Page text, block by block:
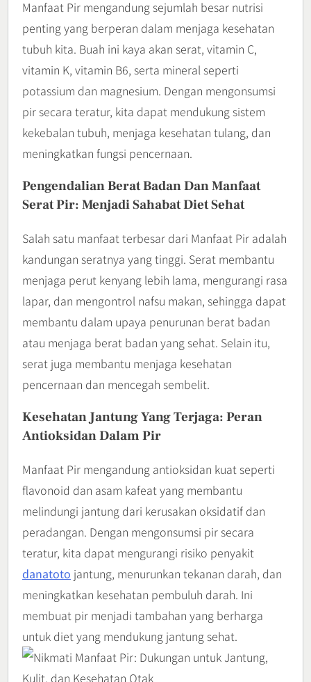
Manfaat Pir mengandung sejumlah besar nutrisi
penting yang berperan dalam menjaga kesehatan
tubuh kita. Buah ini kaya akan serat, vitamin C,
vitamin K, vitamin B6, serta mineral seperti
potassium dan magnesium. Dengan mengonsumsi
pir secara teratur, kita dapat mendukung sistem
kekebalan tubuh, menjaga kesehatan tulang, dan
meningkatkan fungsi pencernaan.
Pengendalian Berat Badan Dan Manfaat
Serat Pir: Menjadi Sahabat Diet Sehat
Salah satu manfaat terbesar dari Manfaat Pir adalah
kandungan seratnya yang tinggi. Serat membantu
menjaga perut kenyang lebih lama, mengurangi rasa
lapar, dan mengontrol nafsu makan, sehingga dapat
membantu dalam upaya penurunan berat badan
atau menjaga berat badan yang sehat. Selain itu,
serat juga membantu menjaga kesehatan
pencernaan dan mencegah sembelit.
Kesehatan Jantung Yang Terjaga: Peran
Antioksidan Dalam Pir
Manfaat Pir mengandung antioksidan kuat seperti
flavonoid dan asam kafeat yang membantu
melindungi jantung dari kerusakan oksidatif dan
peradangan. Dengan mengonsumsi pir secara
teratur, kita dapat mengurangi risiko penyakit
danatoto jantung, menurunkan tekanan darah, dan
meningkatkan kesehatan pembuluh darah. Ini
membuat pir menjadi tambahan yang berharga
untuk diet yang mendukung jantung sehat.